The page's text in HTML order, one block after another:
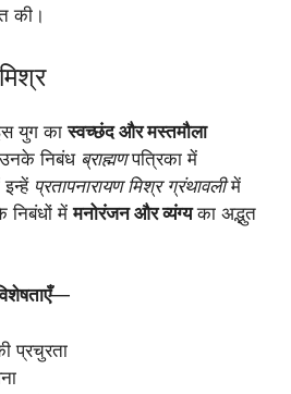
की।
युग कास्वच्छंद और मस्तमौला
निबंध ब्राह्मणपत्रिका में
प्रतापनारायण मिश्र ग्रंथावलीमें
निबंधों मेंमनोरंजन और व्यंग्यका अद्भुत
—
प्रचुरता